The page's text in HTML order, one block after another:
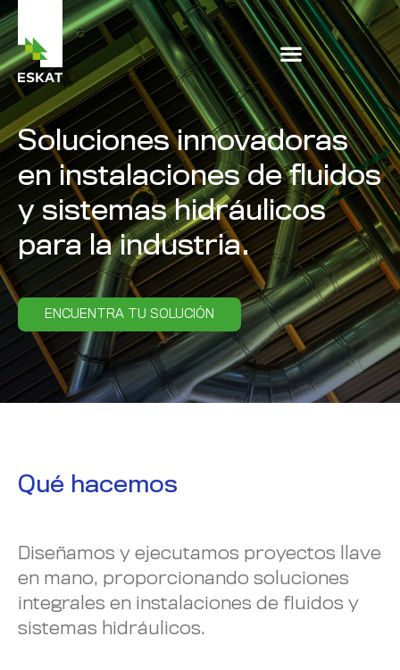
Soluciones innovadoras
en instalaciones de fluidos
y sistemas hidráulicos
para la industria.
ENCUENTRA TU SOLUCIÓN
Qué hacemos
Diseñamos y ejecutamos proyectos llave
en mano, proporcionando soluciones
integrales en instalaciones de fluidos y
sistemas hidráulicos.